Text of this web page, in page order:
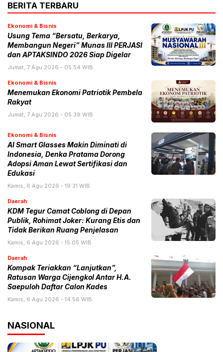
BERITA TERBARU
Ekonomi & Bisnis
Usung Tema “Bersatu, Berkarya,
Membangun Negeri” Munas III PERJASI
dan APTAKSINDO 2026 Siap Digelar
Jumat, 7 Agu 2026 - 05:54 WIB
Ekonomi & Bisnis
Menemukan Ekonomi Patriotik Pembela
Rakyat
Jumat, 7 Agu 2026 - 05:39 WIB
Ekonomi & Bisnis
AI Smart Glasses Makin Diminati di
Indonesia, Denka Pratama Dorong
Adopsi Aman Lewat Sertifikasi dan
Edukasi
Kamis, 6 Agu 2026 - 19:31 WIB
Daerah
KDM Tegur Camat Coblong di Depan
Publik, Rohimat Joker: Kurang Etis dan
Tidak Berikan Ruang Penjelasan
Kamis, 6 Agu 2026 - 15:05 WIB
Daerah
Kompak Teriakkan “Lanjutkan”,
Ratusan Warga Cijengkol Antar H.A.
Saepuloh Daftar Calon Kades
Kamis, 6 Agu 2026 - 14:56 WIB
NASIONAL